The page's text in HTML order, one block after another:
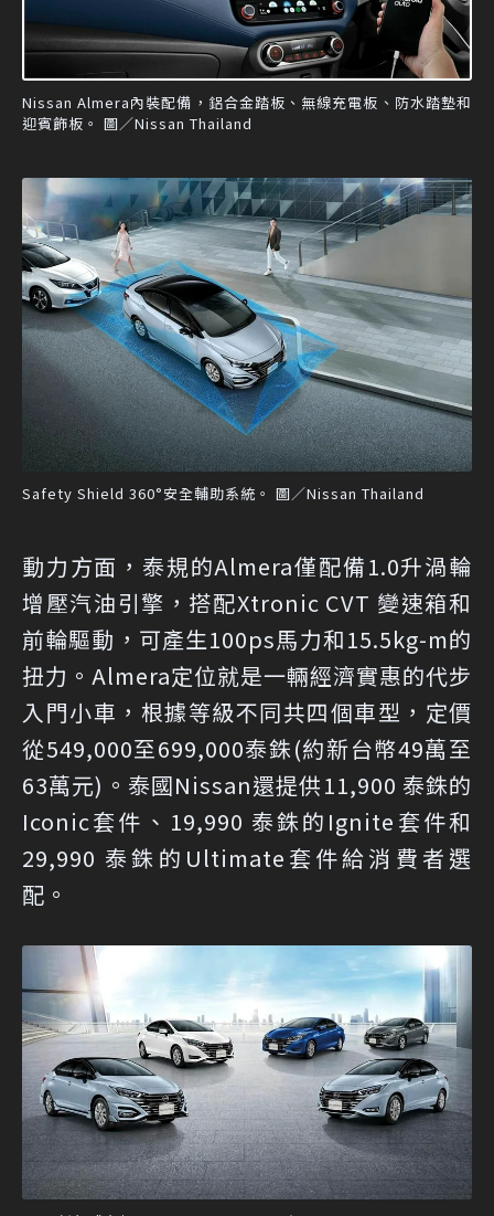
Nissan Almera內裝配備，鋁合金踏板、無線充電板、防水踏墊和
迎賓飾板。 圖／Nissan Thailand
Safety Shield 360°安全輔助系統。 圖／Nissan Thailand
動力方面，泰規的Almera僅配備1.0升渦輪
增壓汽油引擎，搭配Xtronic CVT 變速箱和
前輪驅動，可產生100ps馬力和15.5kg-m的
扭力。Almera定位就是一輛經濟實惠的代步
入門小車，根據等級不同共四個車型，定價
從549,000至699,000泰銖(約新台幣49萬至
63萬元)。泰國Nissan還提供11,900 泰銖的
Iconic套件、19,990 泰銖的Ignite套件和
29,990 泰銖的Ultimate套件給消費者選
配。